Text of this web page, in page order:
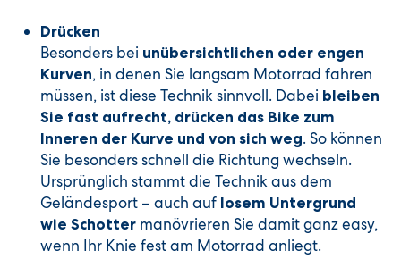
Drücken
Besonders bei unübersichtlichen oder engen
Kurven, in denen Sie langsam Motorrad fahren
müssen, ist diese Technik sinnvoll. Dabei bleiben
Sie fast aufrecht, drücken das Bike zum
Inneren der Kurve und von sich weg. So können
Sie besonders schnell die Richtung wechseln.
Ursprünglich stammt die Technik aus dem
Geländesport – auch auf losem Untergrund
wie Schotter manövrieren Sie damit ganz easy,
wenn Ihr Knie fest am Motorrad anliegt.